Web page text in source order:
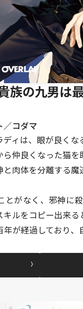
族の九男は
コダマ
ィは、眼が良く
仲良くなった猫
と肉体を分離する
とがなく、邪神に
ルをコピー出来
が経過しており